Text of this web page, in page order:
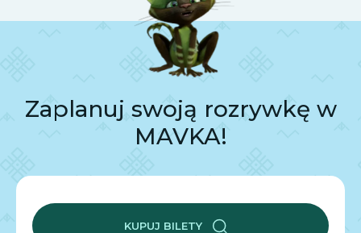
Zaplanuj swoją rozrywkę w
MAVKA!
KUPUJ BILETY